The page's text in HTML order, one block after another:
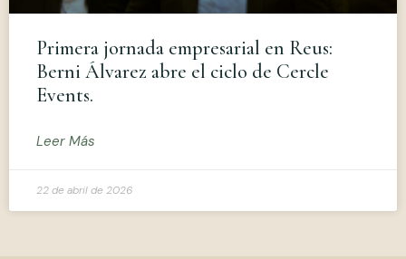
Primera jornada empresarial en Reus:
Berni Álvarez abre el ciclo de Cercle
Events.
Leer Más
22 de abril de 2026